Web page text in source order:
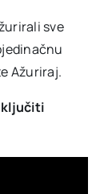
sve
Ažuriraj.